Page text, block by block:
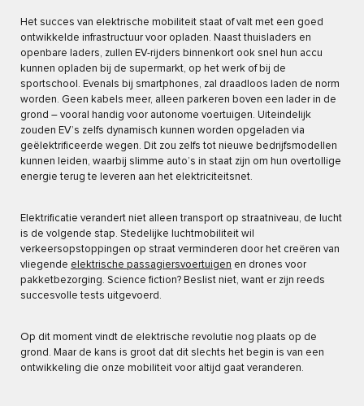
Het succes van elektrische mobiliteit staat of valt met een goed
ontwikkelde infrastructuur voor opladen. Naast thuisladers en
openbare laders, zullen EV-rijders binnenkort ook snel hun accu
kunnen opladen bij de supermarkt, op het werk of bij de
sportschool. Evenals bij smartphones, zal draadloos laden de norm
worden. Geen kabels meer, alleen parkeren boven een lader in de
grond – vooral handig voor autonome voertuigen. Uiteindelijk
zouden EV’s zelfs dynamisch kunnen worden opgeladen via
geëlektrificeerde wegen. Dit zou zelfs tot nieuwe bedrijfsmodellen
kunnen leiden, waarbij slimme auto’s in staat zijn om hun overtollige
energie terug te leveren aan het elektriciteitsnet.
Elektrificatie verandert niet alleen transport op straatniveau, de lucht
is de volgende stap. Stedelijke luchtmobiliteit wil
verkeersopstoppingen op straat verminderen door het creëren van
vliegende elektrische passagiersvoertuigen en drones voor
pakketbezorging. Science fiction? Beslist niet, want er zijn reeds
succesvolle tests uitgevoerd.
Op dit moment vindt de elektrische revolutie nog plaats op de
grond. Maar de kans is groot dat dit slechts het begin is van een
ontwikkeling die onze mobiliteit voor altijd gaat veranderen.